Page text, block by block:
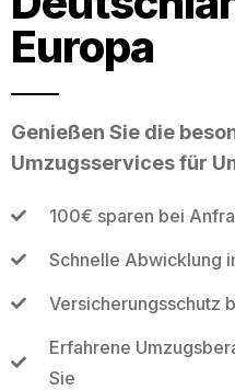
Europa
Genießen Sie die
Umzugsservices für
100€ sparen bei
Schnelle Abwicklung
Versicherungsschutz
Erfahrene
Sie